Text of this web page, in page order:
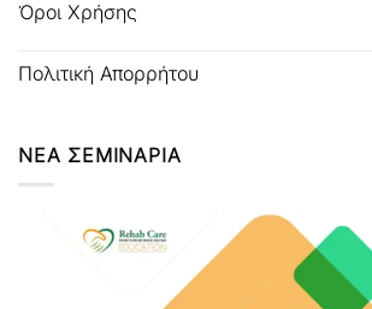
Όροι Χρήσης
Πολιτική Απορρήτου
ΝΕΑ ΣΕΜΙΝΑΡΙΑ